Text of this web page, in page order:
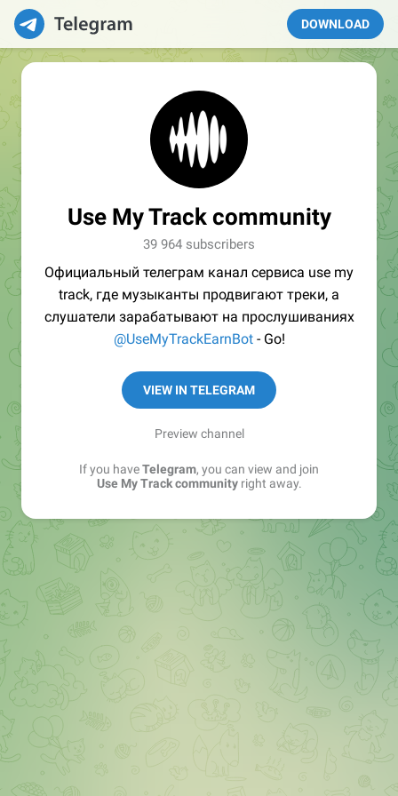
DOWNLOAD
Use My Track community
39 964 subscribers
Официальный телеграм канал сервиса use my
track, где музыканты продвигают треки, а
слушатели зарабатывают на прослушиваниях
@UseMyTrackEarnBot- Go!
VIEW IN TELEGRAM
Preview channel
If you haveTelegram, you can view and join
Use My Track communityright away.